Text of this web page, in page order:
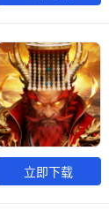
立即下载